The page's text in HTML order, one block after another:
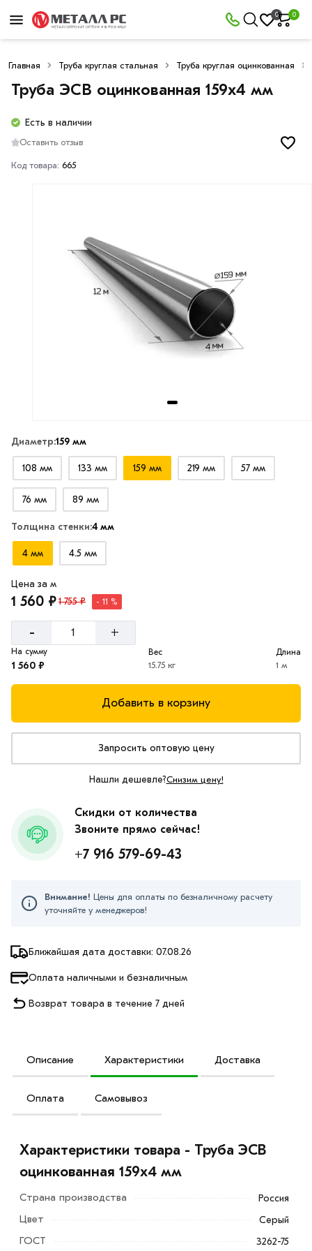
0 0
Главная Труба круглая стальная Труба круглая оцинкованная
Труба ЭСВ оцинкованная 159х4 мм
Есть в наличии
Оставить отзыв
Код товара: 665
Диаметр:159 мм
108 мм 133 мм 159 мм 219 мм 57 мм
76 мм 89 мм
Толщина стенки:4 мм
4 мм 4.5 мм
Ближайшая дата доставки: 07.08.26
Оплата наличными и безналичным
Возврат товара в течение 7 дней
Цена за м
1 560 ₽1 755 ₽ - 11 %
- +
На сумму
1 560 ₽
Вес
15.75 кг
Длина
1 м
Добавить в корзину
Запросить оптовую цену
Нашли дешевле?Снизим цену!
Скидки от количества
Звоните прямо сейчас!
+7 916 579-69-43
Внимание! Цены для оплаты по безналичному расчету
уточняйте у менеджеров!
Описание Характеристики Доставка
Оплата Самовывоз
Характеристики товара - Труба ЭСВ
оцинкованная 159х4 мм
Страна производства Россия
Цвет Серый
ГОСТ 3262-75